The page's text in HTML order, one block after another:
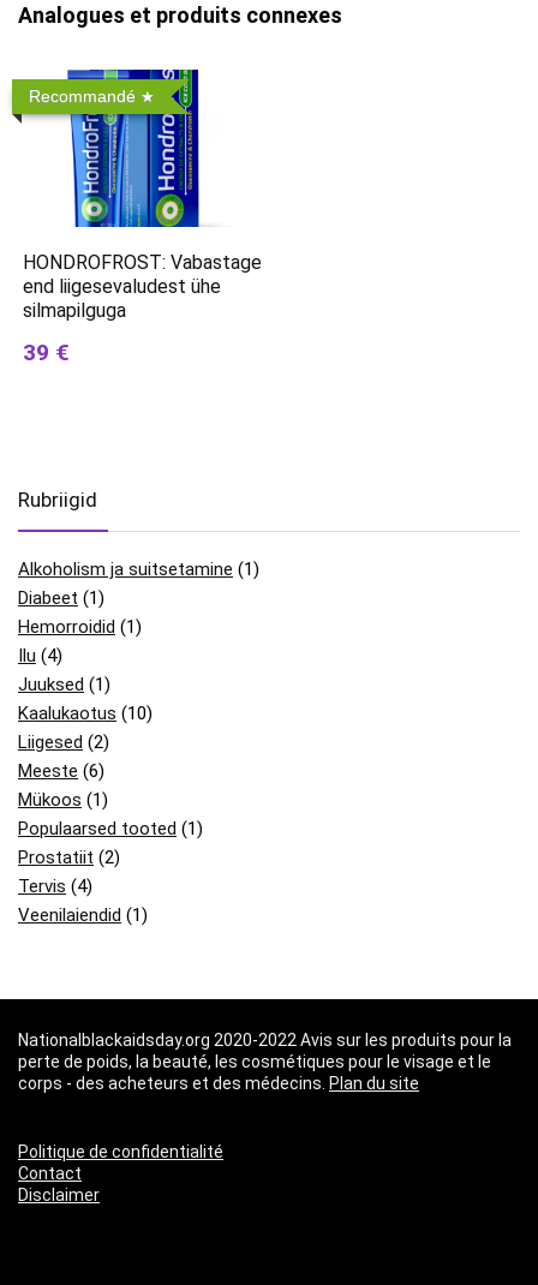
Analogues et produits connexes
Recommandé
HONDROFROST: Vabastage
end liigesevaludest ühe
silmapilguga
39 €
Rubriigid
Alkoholism ja suitsetamine (1)
Diabeet (1)
Hemorroidid (1)
Ilu (4)
Juuksed (1)
Kaalukaotus (10)
Liigesed (2)
Meeste (6)
Mükoos (1)
Populaarsed tooted (1)
Prostatiit (2)
Tervis (4)
Veenilaiendid (1)
Nationalblackaidsday.org 2020-2022 Avis sur les produits pour la
perte de poids, la beauté, les cosmétiques pour le visage et le
corps - des acheteurs et des médecins. Plan du site
Politique de confidentialité
Contact
Disclaimer